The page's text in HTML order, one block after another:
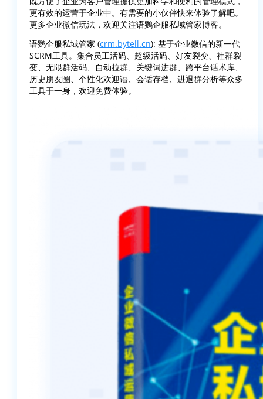
更有效的运营于企业中。有需要的小伙伴快来体验了解吧。
更多企业微信玩法，欢迎关注语鹦企服私域管家博客。
语鹦企服私域管家 (crm.bytell.cn): 基于企业微信的新一代
SCRM工具。集合员工活码、超级活码、好友裂变、社群裂
变、无限群活码、自动拉群、关键词进群、跨平台话术库、
历史朋友圈、个性化欢迎语、会话存档、进退群分析等众多
工具于一身，欢迎免费体验。